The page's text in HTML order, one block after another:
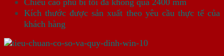
Kích thước được sản xuất theo yêu cầu thực tế của
khách hàng